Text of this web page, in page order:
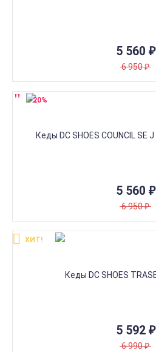
5 560 ₽
6 950₽
5 560 ₽
6 950₽
-20%
5 592 ₽
6 990₽
ХИТ!